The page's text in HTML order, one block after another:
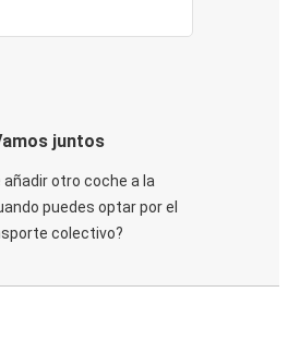
juntos
añadir otro coche a la
puedes optar por el
colectivo?